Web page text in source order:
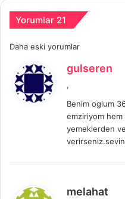
Yorumlar 21
Yorum
gezinmesi
Daha eski yorumlar
gulseren
i
k
i
,
Benim oglum
emziriyom
yemeklerden
melahat